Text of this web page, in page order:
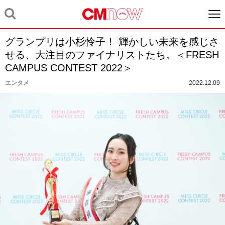
グランプリは小杉怜子！ 輝かしい未来を感じさ
せる、大注目のファイナリストたち。＜FRESH
CAMPUS CONTEST 2022＞
エンタメ 2022.12.09